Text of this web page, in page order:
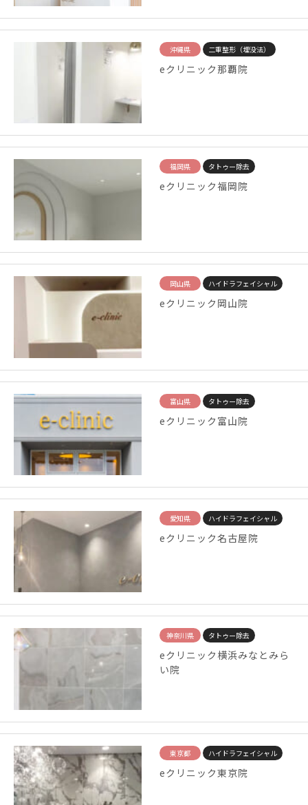
沖縄県 二重整形（埋没法）
eクリニック那覇院
福岡県 タトゥー除去
eクリニック福岡院
岡山県 ハイドラフェイシャル
eクリニック岡山院
富山県 タトゥー除去
eクリニック富山院
愛知県 ハイドラフェイシャル
eクリニック名古屋院
神奈川県 タトゥー除去
eクリニック横浜みなとみら
い院
東京都 ハイドラフェイシャル
eクリニック東京院